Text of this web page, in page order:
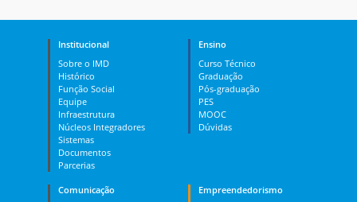
Institucional
Sobre o IMD
Histórico
Função Social
Equipe
Infraestrutura
Núcleos Integradores
Sistemas
Documentos
Parcerias
Ensino
Curso Técnico
Graduação
Pós-graduação
PES
MOOC
Dúvidas
Comunicação
Empreendedorismo